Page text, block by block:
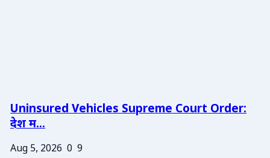
Uninsured Vehicles Supreme Court Order:
देश म...
Aug 5, 2026 0 9